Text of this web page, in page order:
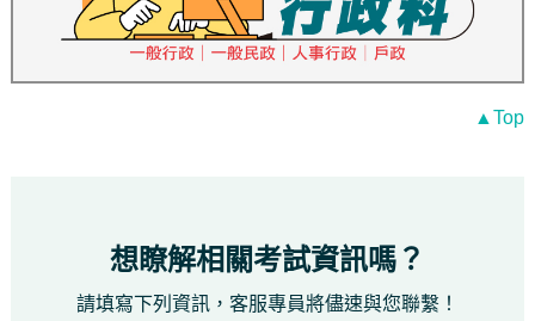
▲Top
想瞭解相關考試資訊嗎？
請填寫下列資訊，客服專員將儘速與您聯繫！